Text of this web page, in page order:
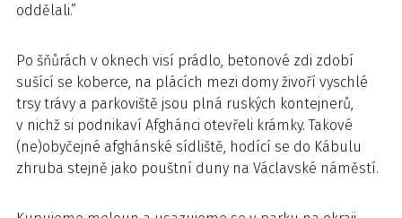
oddělali.”
Po šňůrách v oknech visí prádlo, betonové zdi zdobí
sušící se koberce, na plácích mezi domy živoří vyschlé
trsy trávy a parkoviště jsou plná ruských kontejnerů,
v nichž si podnikaví Afghánci otevřeli krámky. Takové
(ne)obyčejné afghánské sídliště, hodící se do Kábulu
zhruba stejně jako pouštní duny na Václavské náměstí.